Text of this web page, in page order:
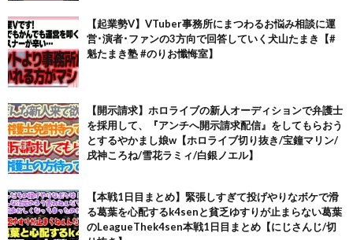
【起業勢V】VTuber事務所にまつわるお悩み相談に運
営･演者･ファンの3方向で回答していく犬山たまき【#
魁たまき塾 #のりお懺悔室】
【開示請求】ホロライブの新人オーディションで弁護士
を採用して、『アンチへ開示請求配信』をしてもらおう
とするやかまし娘w【ホロライブ切り抜き/宝鐘マリン/
戌神ころね/雪花ラミィ/白銀ノエル】
【本戦1日目まとめ】緊張しすぎて投げやりなボケで滑
る葛葉を心配するk4senと貧乏ゆすりが止まらない葛葉
のLeagueThek4sen本戦1日目まとめ【にじさんじ/切